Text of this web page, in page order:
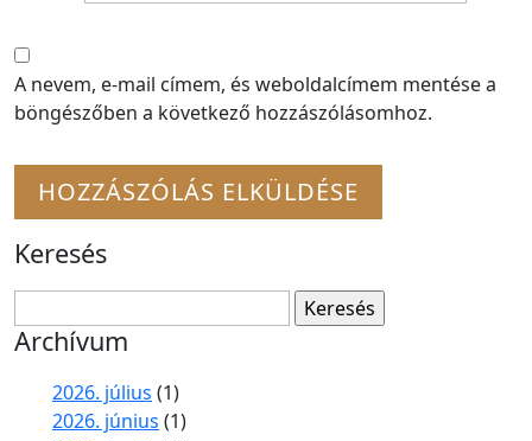
A nevem, e-mail címem, és weboldalcímem mentése a
böngészőben a következő hozzászólásomhoz.
Keresés
Archívum
2026. július (1)
2026. június (1)